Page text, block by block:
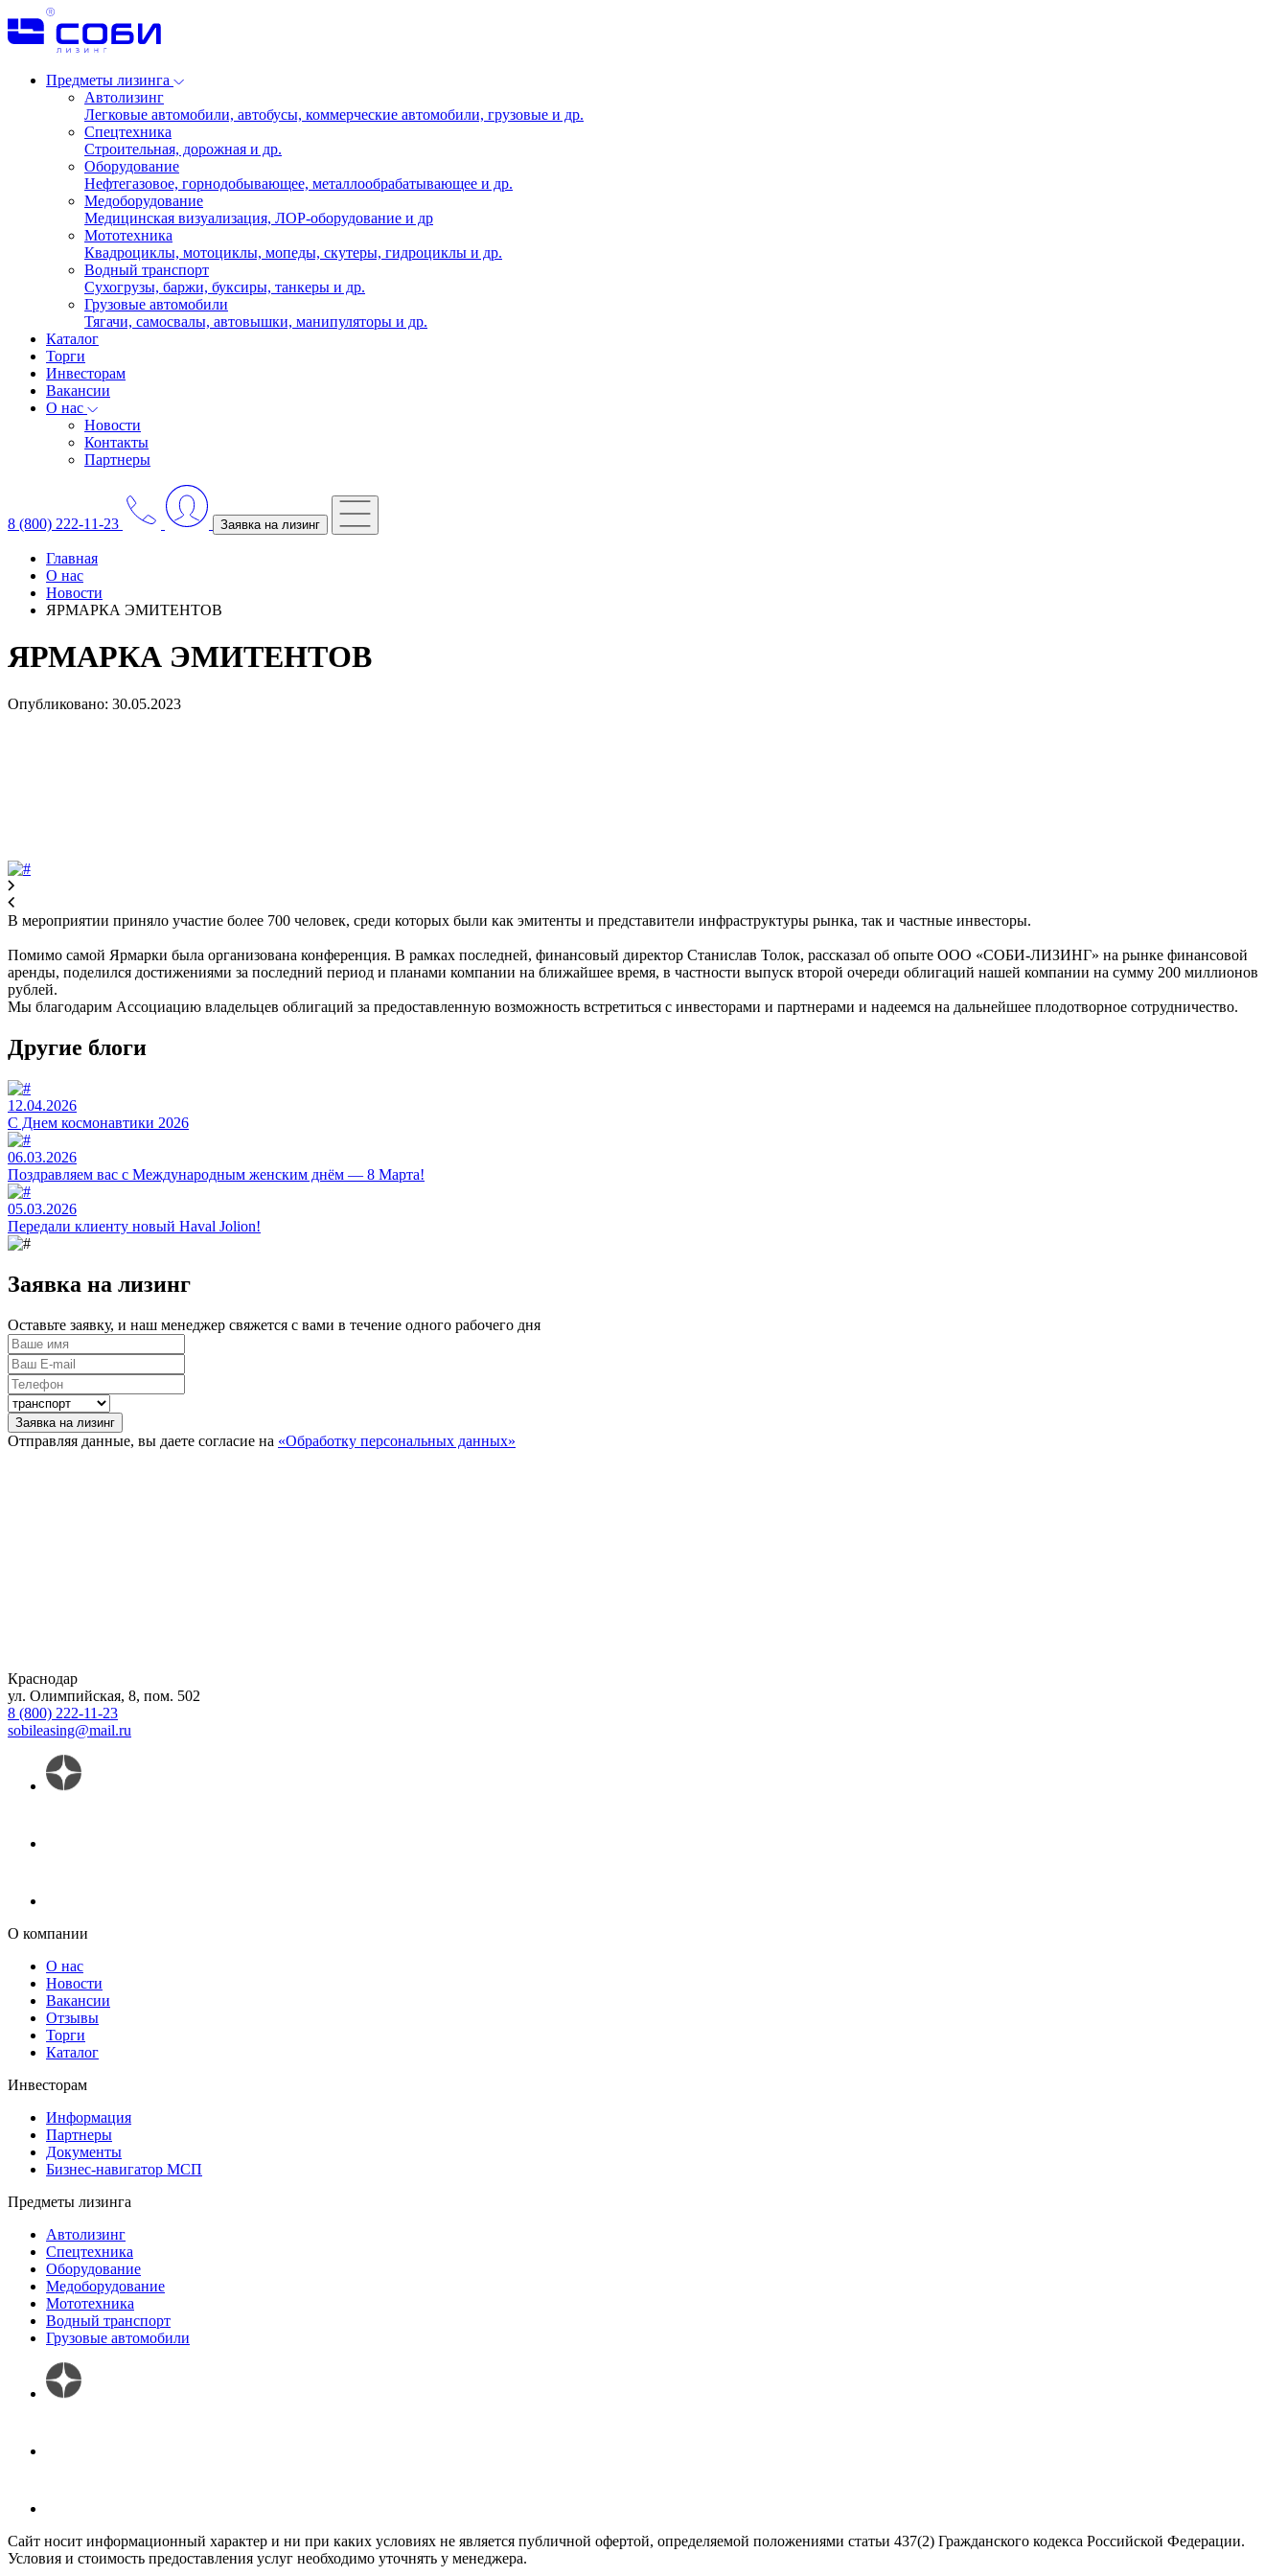
Предметы лизинга
Автолизинг
Легковые автомобили, автобусы, коммерческие автомобили, грузовые и др.
Спецтехника
Строительная, дорожная и др.
Оборудование
Нефтегазовое, горнодобывающее, металлообрабатывающее и др.
Медоборудование
Медицинская визуализация, ЛОР-оборудование и др
Мототехника
Квадроциклы, мотоциклы, мопеды, скутеры, гидроциклы и др.
Водный транспорт
Сухогрузы, баржи, буксиры, танкеры и др.
Грузовые автомобили
Тягачи, самосвалы, автовышки, манипуляторы и др.
Каталог
Торги
Инвесторам
Вакансии
О нас
Новости
Контакты
Партнеры
8 (800) 222-11-23 Заявка на лизинг
Главная
О нас
Новости
ЯРМАРКА ЭМИТЕНТОВ
ЯРМАРКА ЭМИТЕНТОВ
Опубликовано: 30.05.2023
В мероприятии приняло участие более 700 человек, среди которых были как эмитенты и представители инфраструктуры рынка, так и частные инвесторы.
Помимо самой Ярмарки была организована конференция. В рамках последней, финансовый директор Станислав Толок, рассказал об опыте ООО «СОБИ-ЛИЗИНГ» на рынке финансовой
аренды, поделился достижениями за последний период и планами компании на ближайшее время, в частности выпуск второй очереди облигаций нашей компании на сумму 200 миллионов
рублей.
Мы благодарим Ассоциацию владельцев облигаций за предоставленную возможность встретиться с инвесторами и партнерами и надеемся на дальнейшее плодотворное сотрудничество.
Другие блоги
12.04.2026
C Днем космонавтики 2026
06.03.2026
Поздравляем вас с Международным женским днём — 8 Марта!
05.03.2026
Передали клиенту новый Haval Jolion!
Заявка на лизинг
Оставьте заявку, и наш менеджер свяжется с вами в течение одного рабочего дня
Заявка на лизинг
Отправляя данные, вы даете согласие на «Обработку персональных данных»
Краснодар
ул. Олимпийская, 8, пом. 502
8 (800) 222-11-23
sobileasing@mail.ru
О компании
О нас
Новости
Вакансии
Отзывы
Торги
Каталог
Инвесторам
Информация
Партнеры
Документы
Бизнес-навигатор МСП
Предметы лизинга
Автолизинг
Спецтехника
Оборудование
Медоборудование
Мототехника
Водный транспорт
Грузовые автомобили
Сайт носит информационный характер и ни при каких условиях не является публичной офертой, определяемой положениями статьи 437(2) Гражданского кодекса Российской Федерации.
Условия и стоимость предоставления услуг необходимо уточнять у менеджера.